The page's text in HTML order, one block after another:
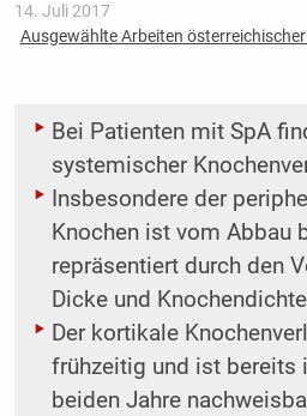
14. Juli 2017
Ausgewählte Arbeiten
Bei Patienten mit SpA
systemischer
Insbesondere der
Knochen ist vom Abbau
repräsentiert durch den
Dicke und
Der kortikale
frühzeitig und ist bereits
beiden Jahre